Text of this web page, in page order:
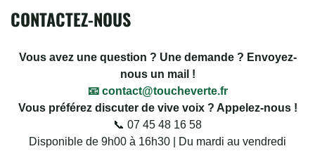
CONTACTEZ-NOUS
Vous avez une question ? Une demande ? Envoyez-
nous un mail !
📧 contact@toucheverte.fr
Vous préférez discuter de vive voix ? Appelez-nous !
📞 07 45 48 16 58
Disponible de 9h00 à 16h30 | Du mardi au vendredi